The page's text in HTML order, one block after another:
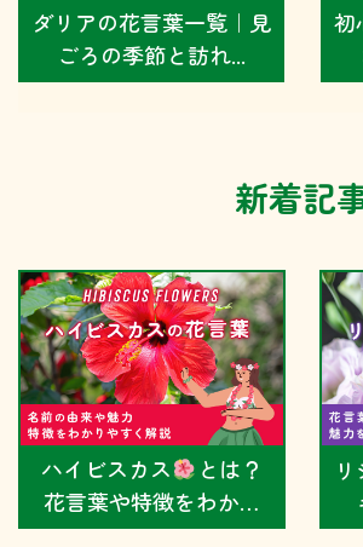
ダリアの花言葉一覧｜見
ごろの季節と訪れ...
初
新着記
ハイビスカス
とは？
花言葉や特徴をわか…